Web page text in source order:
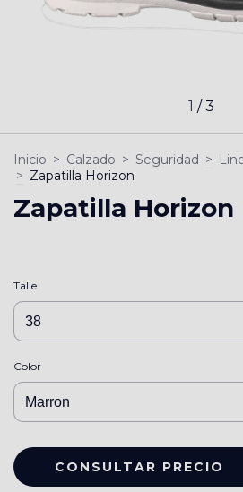
1 /3
Inicio > Calzado > Seguridad >
> Zapatilla Horizon
Zapatilla Horizon
Talle
Color